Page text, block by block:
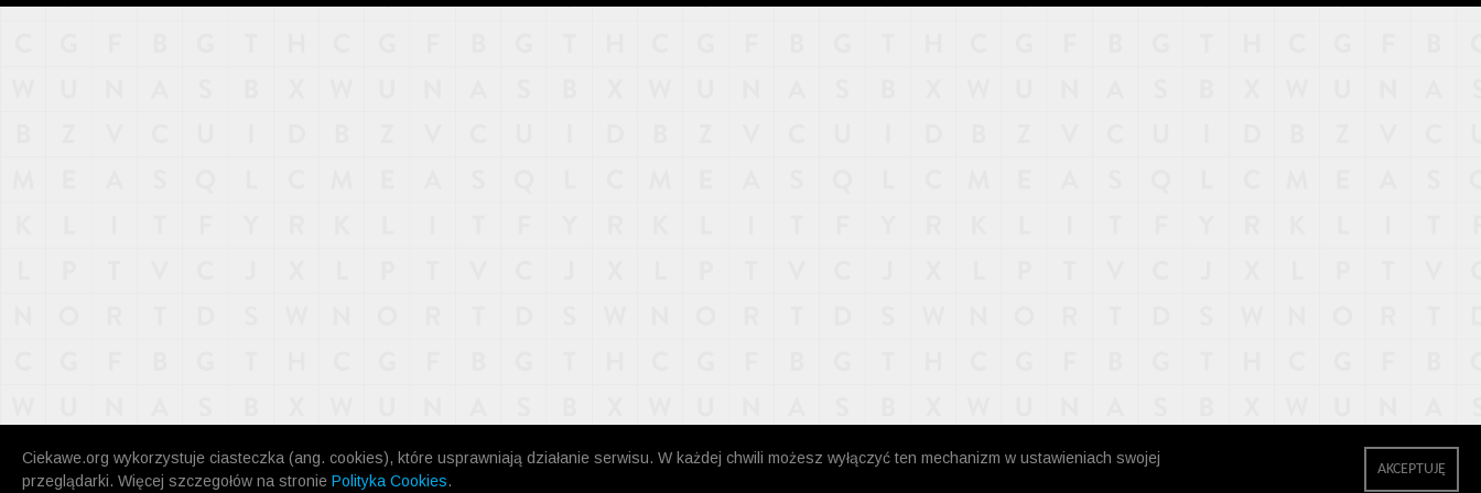
Ciekawe.org wykorzystuje ciasteczka (ang. cookies), które usprawniają działanie serwisu. W każdej chwili możesz wyłączyć ten mechanizm w ustawieniach swojej
przeglądarki. Więcej szczegołów na stronie Polityka Cookies.
AKCEPTUJĘ
KONTAKT